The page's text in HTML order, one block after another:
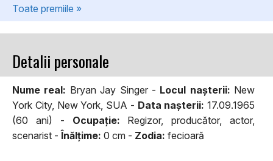
Toate premiile »
Detalii personale
Nume real: Bryan Jay Singer - Locul naşterii: New
York City, New York, SUA - Data naşterii: 17.09.1965
(60 ani) - Ocupaţie: Regizor, producător, actor,
scenarist -Înălţime: 0 cm - Zodia: fecioară